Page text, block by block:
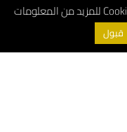
هذا الموقع يستخدم ملف تعريف الارتباط Cookie للمزيد من المعلومات
قبول